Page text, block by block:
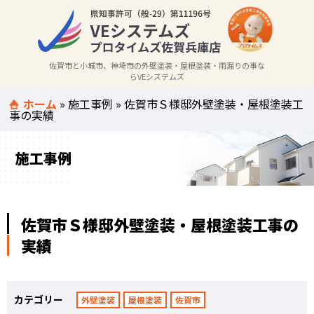
佐賀市と小城市、神埼市の外壁塗装・屋根塗装・雨漏りの事な
らVEシステムズ
ホーム »施工事例 »佐賀市Ｓ様邸外壁塗装・屋根塗装工
事の実績
施工事例
佐賀市Ｓ様邸外壁塗装・屋根塗装工事の
実績
カテゴリー 外壁塗装 屋根塗装 佐賀市